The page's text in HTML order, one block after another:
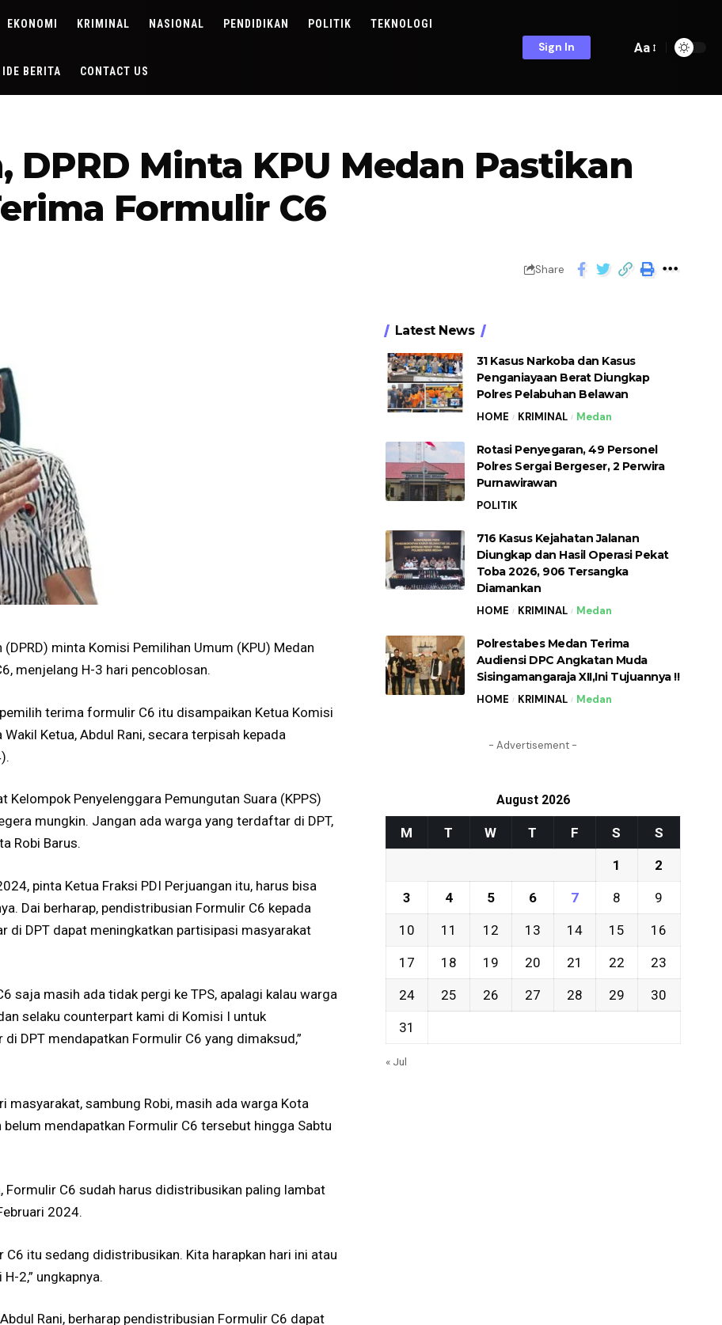
EKONOMI KRIMINAL NASIONAL PENDIDIKAN POLITIK TEKNOLOGI
IDE BERITA CONTACT US
Sign In Aa
DPRD Minta KPU Medan Pastikan
Formulir C6
Share
minta Komisi Pemilihan Umum (KPU) Medan
menjelang H-3 hari pencoblosan.
terima formulir C6 itu disampaikan Ketua Komisi
Ketua, Abdul Rani, secara terpisah kepada
Kelompok Penyelenggara Pemungutan Suara (KPPS)
mungkin. Jangan ada warga yang terdaftar di DPT,
Robi Barus.
pinta Ketua Fraksi PDI Perjuangan itu, harus bisa
Dai berharap, pendistribusian Formulir C6 kepada
di DPT dapat meningkatkan partisipasi masyarakat
saja masih ada tidak pergi ke TPS, apalagi kalau warga
selaku counterpart kami di Komisi I untuk
DPT mendapatkan Formulir C6 yang dimaksud,”
sambung Robi, masih ada warga Kota
mendapatkan Formulir C6 tersebut hingga Sabtu
Formulir C6 sudah harus didistribusikan paling lambat
2024.
itu sedang didistribusikan. Kita harapkan hari ini atau
2,” ungkapnya.
Rani, berharap pendistribusian Formulir C6 dapat
Latest News
31 Kasus Narkoba dan Kasus
Penganiayaan Berat Diungkap
Polres Pelabuhan Belawan
HOME KRIMINAL Medan
Rotasi Penyegaran, 49 Personel
Polres Sergai Bergeser, 2 Perwira
Purnawirawan
POLITIK
716 Kasus Kejahatan Jalanan
Diungkap dan Hasil Operasi Pekat
Toba 2026, 906 Tersangka
Diamankan
HOME KRIMINAL Medan
Polrestabes Medan Terima
Audiensi DPC Angkatan Muda
Sisingamangaraja XII,Ini Tujuannya !!
HOME KRIMINAL Medan
- Advertisement -
August 2026
M T W T F S S
1 2
3 4 5 6 7 8 9
10 11 12 13 14 15 16
17 18 19 20 21 22 23
24 25 26 27 28 29 30
31
« Jul